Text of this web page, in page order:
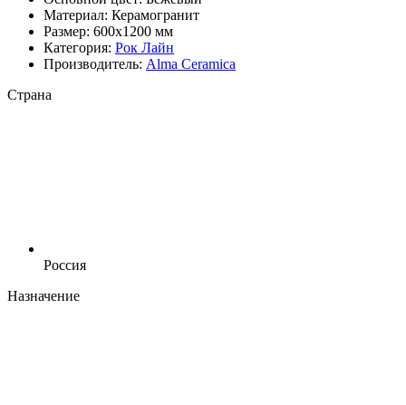
Материал: Керамогранит
Размер: 600x1200 мм
Категория: Рок Лайн
Производитель: Alma Ceramica
Страна
Россия
Назначение